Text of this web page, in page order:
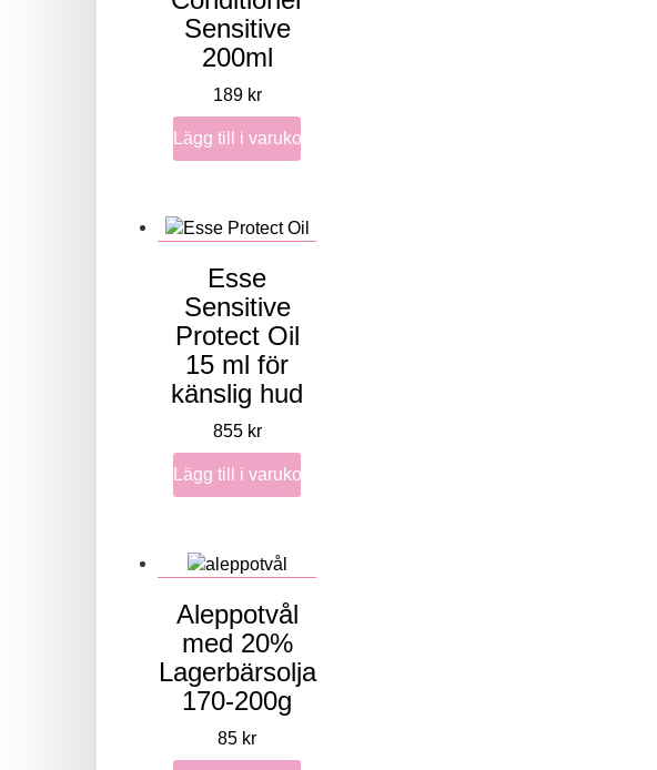
Sensitive
200ml
189 kr
Lägg till i varukorg
Esse
Sensitive
Protect Oil
15 ml för
känslig hud
855 kr
Lägg till i varukorg
Aleppotvål
med 20%
Lagerbärsolja
170-200g
85 kr